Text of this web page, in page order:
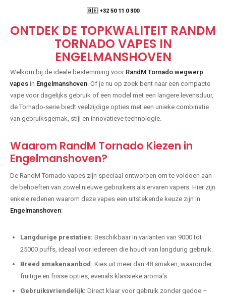
🇧🇪 +32 50 11 0 300
ONTDEK DE TOPKWALITEIT RANDM
TORNADO VAPES IN
ENGELMANSHOVEN
Welkom bij de ideale bestemming voor RandM Tornado wegwerp
vapes in Engelmanshoven . Of je nu op zoek bent naar een compacte
vape voor dagelijks gebruik of een model met een langere levensduur,
de Tornado-serie biedt veelzijdige opties met een unieke combinatie
van gebruiksgemak, stijl en innovatieve technologie.
Waarom RandM Tornado Kiezen in
Engelmanshoven?
De RandM Tornado vapes zijn speciaal ontworpen om te voldoen aan
de behoeften van zowel nieuwe gebruikers als ervaren vapers. Hier zijn
enkele redenen waarom deze vapes een uitstekende keuze zijn in
Engelmanshoven:
Langdurige prestaties: Beschikbaar in varianten van 9000 tot
25000 puffs, ideaal voor iedereen die houdt van langdurig gebruik.
Breed smakenaanbod: Kies uit meer dan 48 smaken, waaronder
fruitige en frisse opties, evenals klassieke aroma's.
Gebruiksvriendelijk: Direct klaar voor gebruik zonder gedoe –